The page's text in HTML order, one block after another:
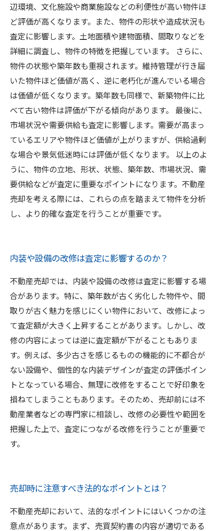
辺環境、文化施設や商業施設などの利便性が高い物件ほ
ど評価が高くなります。また、物件の形状や造成状況も
査定に影響します。土地面積や建物面積、間取りなどを
詳細に調査し、物件の特徴を把握しています。 さらに、
物件の状態や築年数も重視されます。維持管理が行き届
いた物件ほど価値が高く、逆に老朽化が進んでいる場合
は価値が低くなります。築年数も同様で、新築物件に比
べて古い物件は評価が下がる傾向があります。 最後に、
市場状況や需要供給も査定に影響します。需要が高まっ
ているエリアや物件ほど価値が上がりますが、供給過剰
な場合や景気低迷時には評価が低くなります。 以上のよ
うに、物件の立地、形状、状態、築年数、市場状況、需
要供給などが査定に重要なポイントになります。不動産
売却を考える際には、これらの点を踏まえて物件を分析
し、より的確な査定を行うことが重要です。
内装や設備の改修は査定に影響するのか？
不動産売却では、内装や設備の改修は査定に影響する場
合があります。特に、築年数が古く劣化した物件や、間
取りが古く魅力を感じにくい物件において、改修によっ
て査定額が大きく上昇することがあります。しかし、改
修の内容によっては逆に査定額が下がることもありま
す。例えば、多少古さを感じるものの機能的に不都合が
ない設備や、個性的な内装デザインが査定の評価ポイン
トとなっている場合、無理に改修をすることで好印象を
損ねてしまうこともあります。そのため、売却前には不
動産業者などの専門家に相談し、改修の必要性や範囲を
把握した上で、査定につながる改修を行うことが重要で
す。
売却時に注意すべき法的なポイントとは？
不動産売却において、法的なポイントにはいくつかの注
意点があります。まず、売買契約書の内容が適切である